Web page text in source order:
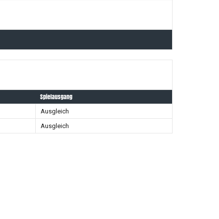
Spielausgang
Ausgleich
Ausgleich